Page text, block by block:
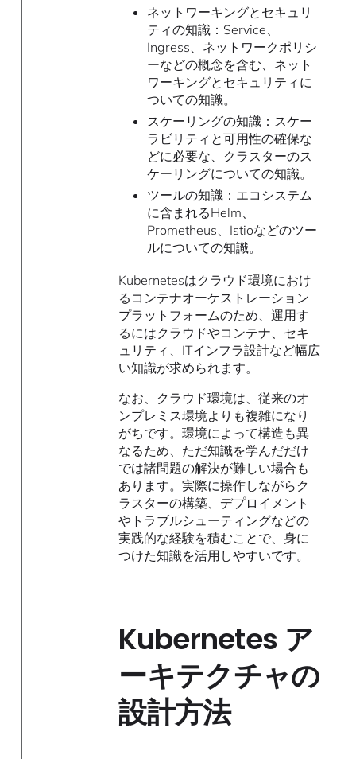
ネットワーキングとセキュリ
ティの知識：Service、
Ingress、ネットワークポリシ
ーなどの概念を含む、ネット
ワーキングとセキュリティに
ついての知識。
スケーリングの知識：スケー
ラビリティと可用性の確保な
どに必要な、クラスターのス
ケーリングについての知識。
ツールの知識：エコシステム
に含まれるHelm、
Prometheus、Istioなどのツー
ルについての知識。
Kubernetesはクラウド環境におけ
るコンテナオーケストレーション
プラットフォームのため、運用す
るにはクラウドやコンテナ、セキ
ュリティ、ITインフラ設計など幅広
い知識が求められます。
なお、クラウド環境は、従来のオ
ンプレミス環境よりも複雑になり
がちです。環境によって構造も異
なるため、ただ知識を学んだだけ
では諸問題の解決が難しい場合も
あります。実際に操作しながらク
ラスターの構築、デプロイメント
やトラブルシューティングなどの
実践的な経験を積むことで、身に
つけた知識を活用しやすいです。
Kubernetes ア
ーキテクチャの
設計方法